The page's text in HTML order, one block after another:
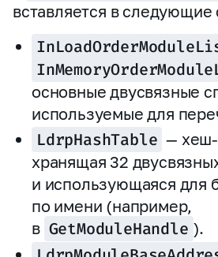
вставляется в
основные двусвязные
используемые для
LdrpHashTable —
хранящая 32
и использующаяся для
по имени (например,
в GetModuleHandle ).